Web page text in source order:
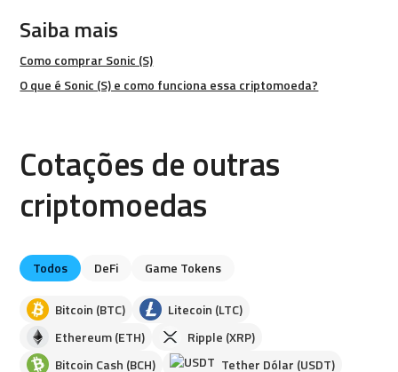
Saiba mais
Como comprar Sonic (S)
O que é Sonic (S) e como funciona essa criptomoeda?
Cotações de outras
criptomoedas
Todos DeFi Game Tokens
Bitcoin (BTC)
Litecoin (LTC)
Ethereum (ETH)
Ripple (XRP)
Bitcoin Cash (BCH)
Tether Dólar (USDT)